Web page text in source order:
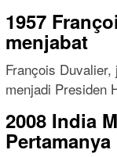
1957
menjabat
François
menjadi Presiden
2008 India
Pertamanya